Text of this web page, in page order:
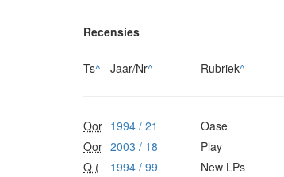
Recensies
Ts^ Jaar/Nr^ Rubriek^
Oor 1994 / 21 Oase
Oor 2003 / 18 Play
Q (
1994 / 99 New LPs